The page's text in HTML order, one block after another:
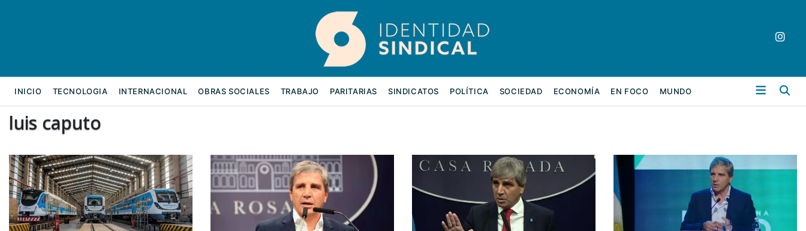
INICIO TECNOLOGIA INTERNACIONAL OBRAS SOCIALES TRABAJO PARITARIAS SINDICATOS POLÍTICA SOCIEDAD ECONOMÍA EN FOCO MUNDO
REFORMA LABORAL
luis caputo